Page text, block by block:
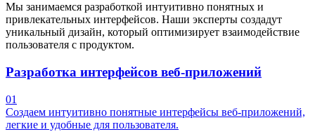
Мы занимаемся разработкой интуитивно понятных и
привлекательных интерфейсов. Наши эксперты создадут
уникальный дизайн, который оптимизирует взаимодействие
пользователя с продуктом.
Разработка интерфейсов веб-приложений
01
Создаем интуитивно понятные интерфейсы веб-приложений,
легкие и удобные для пользователя.